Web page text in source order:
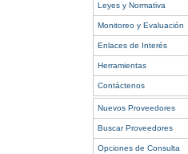
Leyes y Normativa
Monitoreo y Evaluación
Enlaces de Interés
Herramientas
Contáctenos
Nuevos Proveedores
Buscar Proveedores
Opciones de Consulta